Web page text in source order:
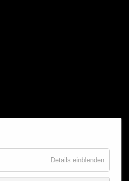
Details einblenden